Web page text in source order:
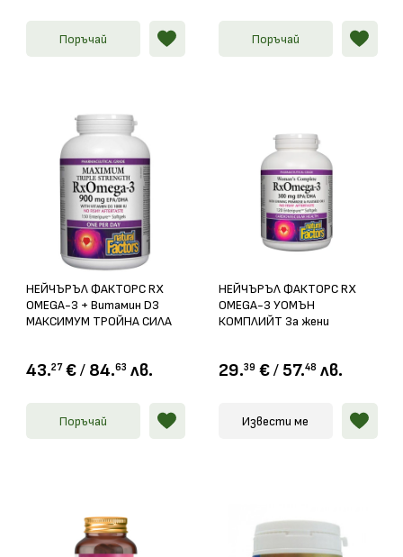
Поръчай Поръчай
НЕЙЧЪРЪЛ ФАКТОРС RX
OMEGA-3 + Витамин D3
МАКСИМУМ ТРОЙНА СИЛА
43.27 € / 84.63 лв.
Поръчай
НЕЙЧЪРЪЛ ФАКТОРС RX
OMEGA-3 УОМЪН
КОМПЛИЙТ За жени
29.39 € / 57.48 лв.
Извести ме